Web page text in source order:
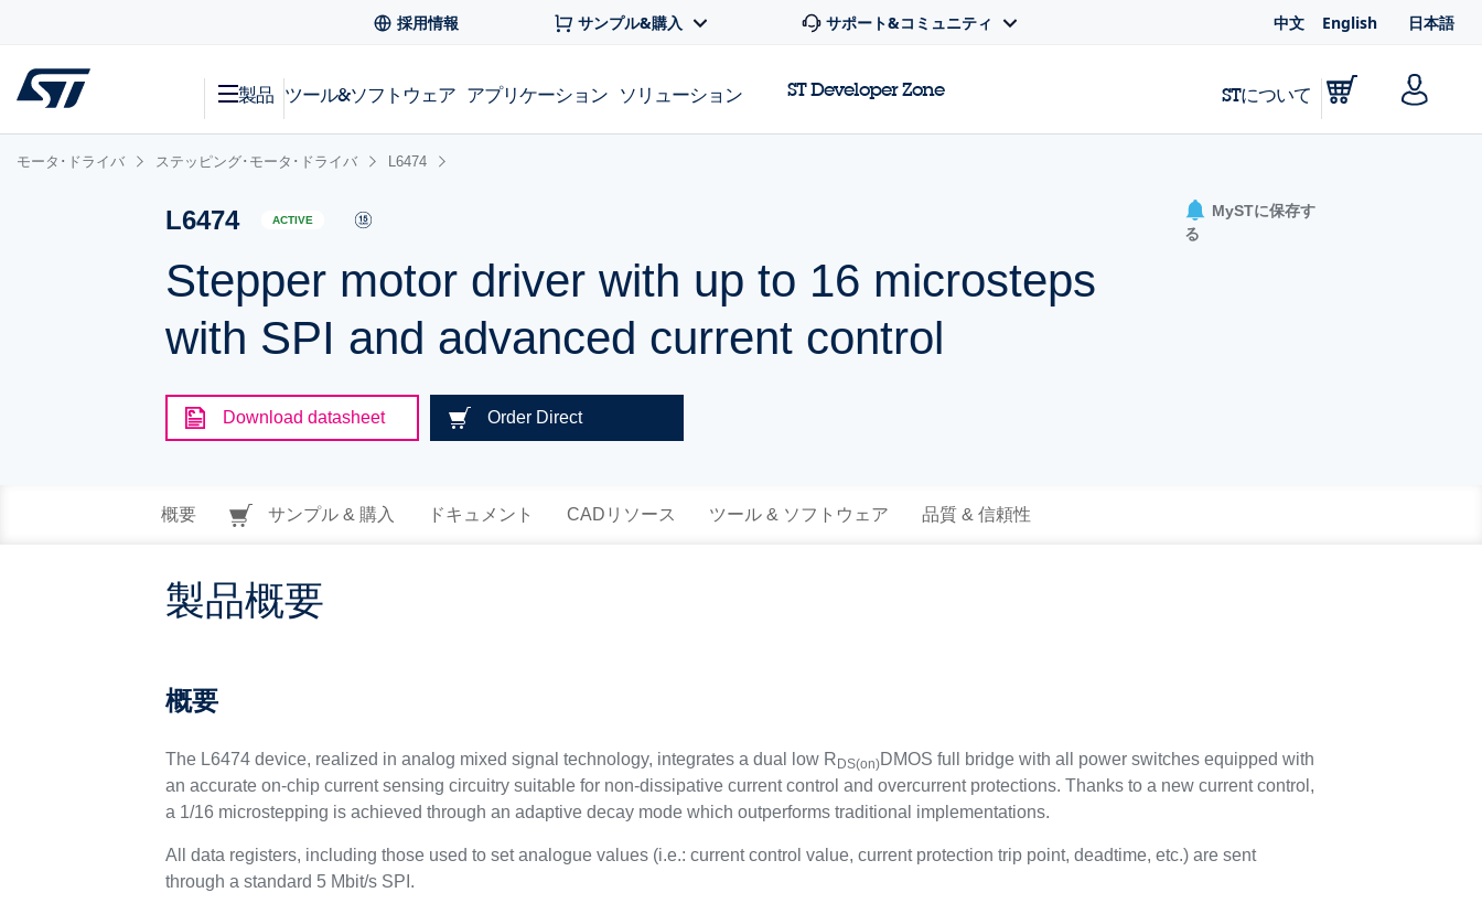
採用情報 サンプル&購入 サポート&コミュニティ 中文 English 日本語
製品 ツール&ソフトウェア アプリケーション ソリューション ST Developer Zone STについて
モータ･ドライバ ステッピング･モータ･ドライバ L6474
L6474 ACTIVE
Stepper motor driver with up to 16 microsteps
with SPI and advanced current control
MySTに保存す
る
Download datasheet Order Direct
概要 サンプル & 購入 ドキュメント CADリソース ツール & ソフトウェア 品質 & 信頼性
製品概要
概要
The L6474 device, realized in analog mixed signal technology, integrates a dual low R DS(on)DMOS full bridge with all power switches equipped with
an accurate on-chip current sensing circuitry suitable for non-dissipative current control and overcurrent protections. Thanks to a new current control,
a 1/16 microstepping is achieved through an adaptive decay mode which outperforms traditional implementations.
All data registers, including those used to set analogue values (i.e.: current control value, current protection trip point, deadtime, etc.) are sent
through a standard 5 Mbit/s SPI.